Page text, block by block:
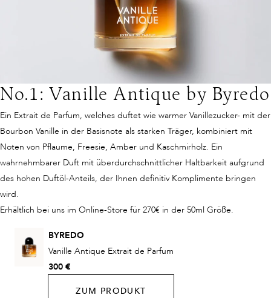
No.1: Vanille Antique by Byredo
Ein Extrait de Parfum, welches duftet wie warmer Vanillezucker- mit der
Bourbon Vanille in der Basisnote als starken Träger, kombiniert mit
Noten von Pflaume, Freesie, Amber und Kaschmirholz. Ein
wahrnehmbarer Duft mit überdurchschnittlicher Haltbarkeit aufgrund
des hohen Duftöl-Anteils, der Ihnen definitiv Komplimente bringen
wird.
Erhältlich bei uns im Online-Store für 270€ in der 50ml Größe.
BYREDO
Vanille Antique Extrait de Parfum
300 €
ZUM PRODUKT